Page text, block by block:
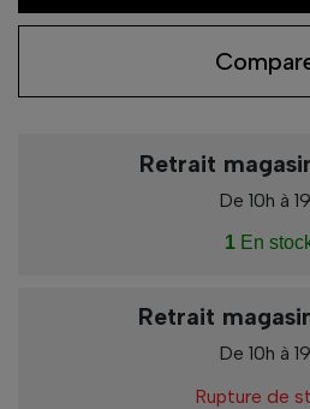
Retrait
De 10h à
1 En
Retrait
De 10h à
Rupture de